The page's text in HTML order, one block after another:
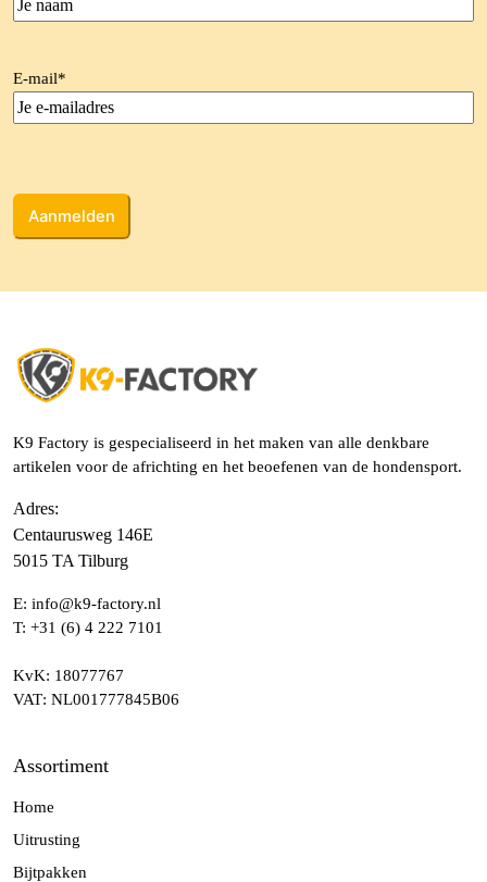
E-mail*
K9 Factory is gespecialiseerd in het maken van alle denkbare
artikelen voor de africhting en het beoefenen van de hondensport.
Adres:
Centaurusweg 146E
5015 TA Tilburg
E: info@k9-factory.nl
T: +31 (6) 4 222 7101
KvK: 18077767
VAT: NL001777845B06
Assortiment
Home
Uitrusting
Bijtpakken